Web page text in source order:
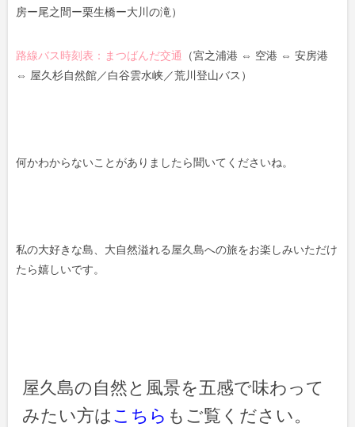
房ー尾之間ー栗生橋ー大川の滝）
路線バス時刻表：まつばんだ交通 （宮之浦港 ⇔ 空港 ⇔ 安房港
⇔ 屋久杉自然館／白谷雲水峡／荒川登山バス）
何かわからないことがありましたら聞いてくださいね。
私の大好きな島、大自然溢れる屋久島への旅をお楽しみいただけ
たら嬉しいです。
屋久島の自然と風景を五感で味わって
みたい方はこちら もご覧ください。